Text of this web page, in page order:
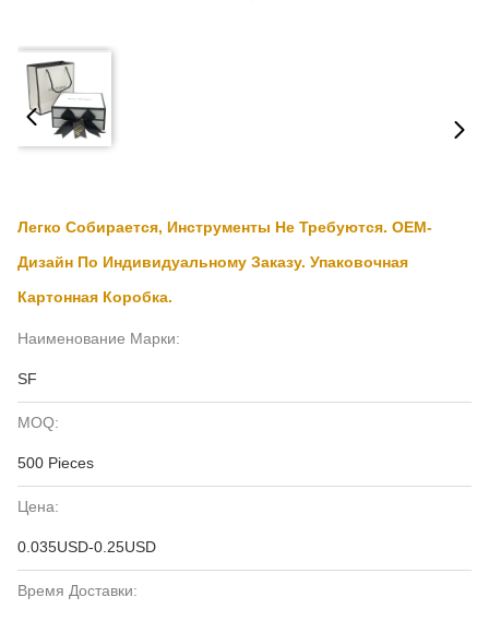
Легко Собирается, Инструменты Не Требуются. OEM-
Дизайн По Индивидуальному Заказу. Упаковочная
Картонная Коробка.
Наименование Марки:
SF
MOQ:
500 Pieces
Цена:
0.035USD-0.25USD
Время Доставки: